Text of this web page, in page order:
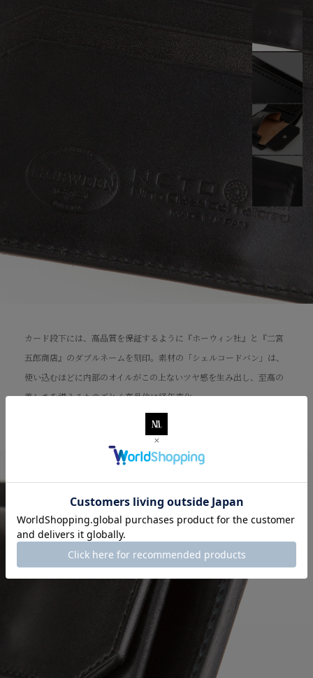
カード段下には、高品質を保証するように『ホーウィン社』と『二宮
五郎商店』のダブルネームを刻印。素材の「シェルコードバン」は、
使い込むほどに内部のオイルがこの上ないツヤ感を生み出し、至高の
美しさを讃えるかのごとく高品位に経年変化。
マットブラックのイメージを、さらにクールに引き立てる堅牢なコ
バ。背面の奥深い黒さを生かしたクリアフィニッシュ仕上げにより、
さらに魅力的に上質感を創出。
ホールド性に優れている、イタリア製ホックを装備した小銭入れ。内
部は、「シェルコードバン」の床面をそのまま使用することで、クラ
フト感を演出。本体のマットブラックを引き立てるとともに、デザイ
ン全体の美しいカラーリングも醸成。（床面は、表面を滑らかにして
いますが、色ムラなどはそのまま使用。）
カードポケットの切り込みは、出し入れしやすさを追求した絶妙なラ
イン。適度な薄さとともに、使いやすいハリを与え、くっきりとした
ネン引きでスタイリッシュな美しさを創出。